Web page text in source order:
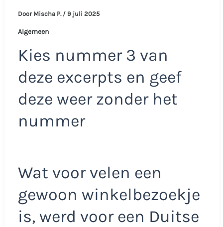
Door Mischa P. / 9 juli 2025
Algemeen
Kies nummer 3 van
deze excerpts en geef
deze weer zonder het
nummer
Wat voor velen een
gewoon winkelbezoekje
is, werd voor een Duitse